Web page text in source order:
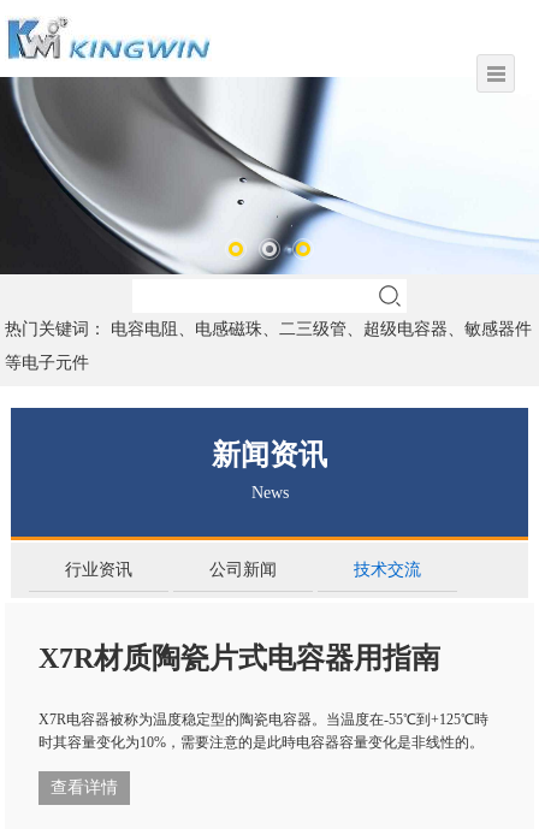
热门关键词： 电容电阻、电感磁珠、二三级管、超级电容器、敏感器件
等电子元件
新闻资讯
News
行业资讯 公司新闻 技术交流
X7R材质陶瓷片式电容器用指南
X7R电容器被称为温度稳定型的陶瓷电容器。当温度在-55℃到+125℃時
时其容量变化为10%，需要注意的是此時电容器容量变化是非线性的。
查看详情